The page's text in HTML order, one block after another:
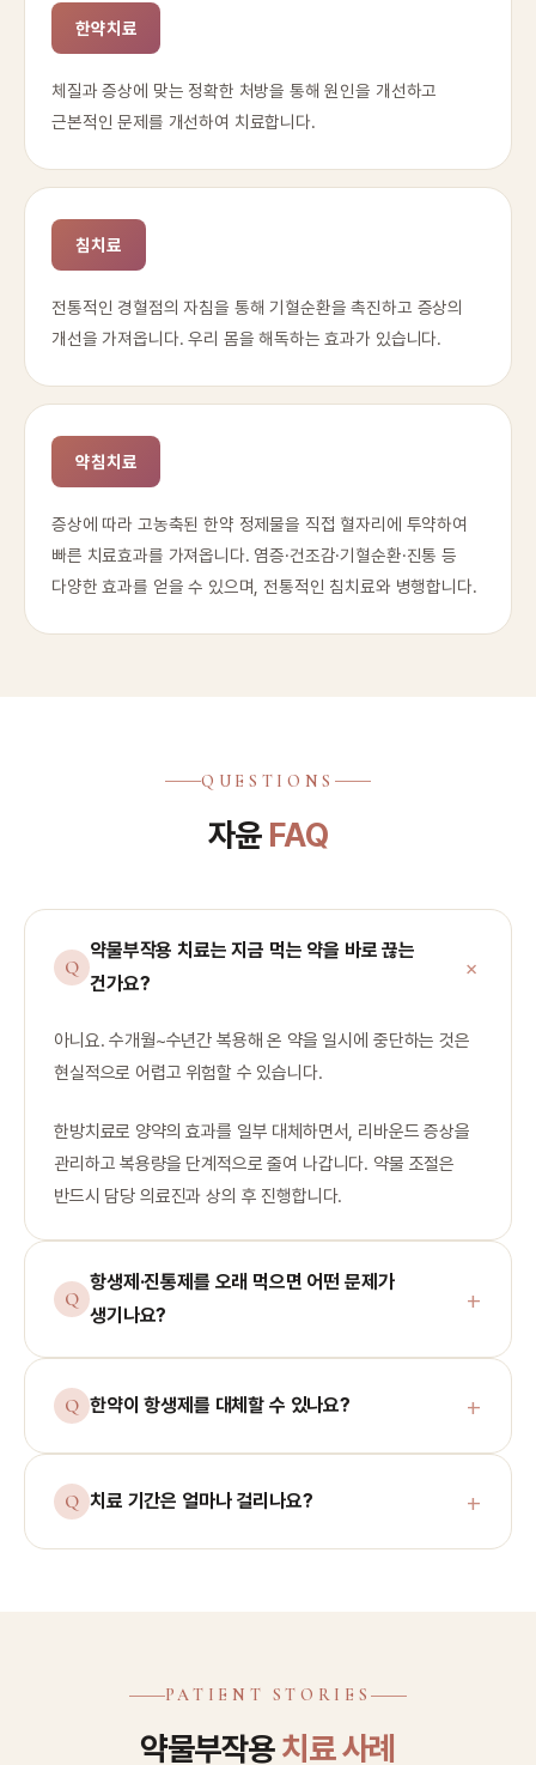
한약치료
체질과 증상에 맞는 정확한 처방을 통해 원인을 개선하고
근본적인 문제를 개선하여 치료합니다.
침치료
전통적인 경혈점의 자침을 통해 기혈순환을 촉진하고 증상의
개선을 가져옵니다. 우리 몸을 해독하는 효과가 있습니다.
약침치료
증상에 따라 고농축된 한약 정제물을 직접 혈자리에 투약하여
빠른 치료효과를 가져옵니다. 염증·건조감·기혈순환·진통 등
다양한 효과를 얻을 수 있으며, 전통적인 침치료와 병행합니다.
QUESTIONS
자윤 FAQ
약물부작용 치료는 지금 먹는 약을 바로 끊는
건가요?
아니요. 수개월~수년간 복용해 온 약을 일시에 중단하는 것은
현실적으로 어렵고 위험할 수 있습니다.
한방치료로 양약의 효과를 일부 대체하면서, 리바운드 증상을
관리하고 복용량을 단계적으로 줄여 나갑니다. 약물 조절은
반드시 담당 의료진과 상의 후 진행합니다.
항생제·진통제를 오래 먹으면 어떤 문제가
생기나요?
한약이 항생제를 대체할 수 있나요?
치료 기간은 얼마나 걸리나요?
PATIENT STORIES
약물부작용치료 사례